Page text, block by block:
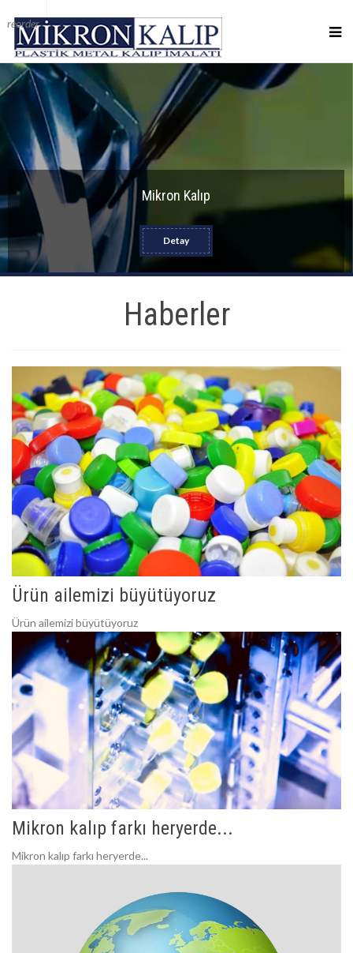
reorder
Mikron Kalıp
Detay
Haberler
Ürün ailemizi büyütüyoruz
Ürün ailemizi büyütüyoruz
Mikron kalıp farkı heryerde...
Mikron kalıp farkı heryerde...